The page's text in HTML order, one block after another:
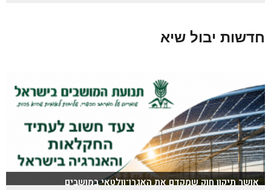
חדשות יבול שיא
אושר תיקון חוק שמקדם את האגרו־וולטאי במושבים